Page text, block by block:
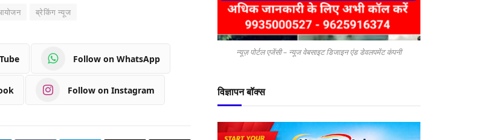
ब्रेकिंग न्यूज
Follow on WhatsApp
Follow on Instagram
न्यूज़ पोर्टल एजेंसी – न्यूज वेबसाइट डिजाइन एंड डेवलपमेंट कंपनी
विज्ञापन बॉक्स